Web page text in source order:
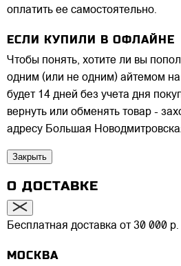
оплатить ее самостоятельно.
ЕСЛИ КУПИЛИ В ОФЛАЙНЕ
Чтобы понять, хотите ли вы
одним (или не одним) айтемом на
будет 14 дней без учета дня
вернуть или обменять товар -
адресу Большая
Закрыть
О ДОСТАВКЕ
Бесплатная доставка от 30 000 р.
МОСКВА